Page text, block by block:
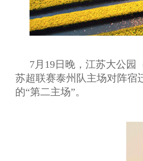
7月19日晚，江苏大公园
苏超联赛泰州队主场对阵宿
的“第二主场”。